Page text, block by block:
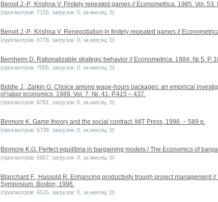
Benoit J.-P., Krishna V. Finitely repeated games // Econometrica. 1985. Vol. 53.
(просмотров: 7155, загрузок: 0, за месяц: 0)
Benoit J.-P., Krishna V. Renegotiation in finitely repeated games //
(просмотров: 6778, загрузок: 0, за месяц: 0)
Bernheim D. Rationalizable strategic behavior // Econometrica. 1984. № 5. P.
(просмотров: 7055, загрузок: 0, за месяц: 0)
Biddle J., Zarkin G. Choice among wage-hours packages: an empirical
of labor economics. 1989. Vol. 7. №. 41. P.415 – 437.
(просмотров: 6781, загрузок: 0, за месяц: 0)
Binmore K. Game theory and the social contract. MIT Press, 1998. – 589 p.
(просмотров: 6738, загрузок: 0, за месяц: 0)
Binmore K.G. Perfect equilibria in bargaining models / The Economics of
(просмотров: 6957, загрузок: 0, за месяц: 0)
Blanchard F., Hassold R. Enhancing productivity trough project management //
Symposium. Boston, 1996.
(просмотров: 6515, загрузок: 0, за месяц: 0)